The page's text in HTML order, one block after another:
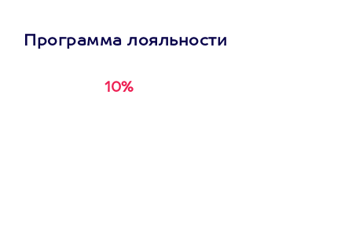
Программа лояльности
10%